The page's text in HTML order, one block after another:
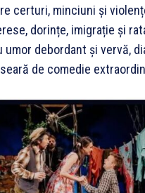
certuri, minciuni și
dorințe, imigrație și
debordant și vervă,
de comedie